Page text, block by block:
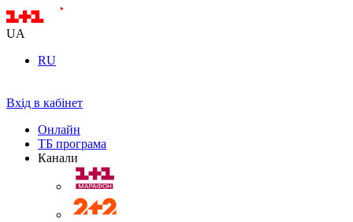
UA
RU
Вхід в кабінет
Онлайн
ТБ програма
Канали